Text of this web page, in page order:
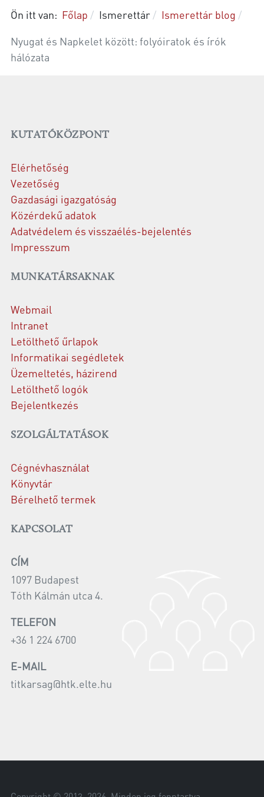
Ön itt van: Főlap Ismerettár
Ismerettár blog
Nyugat és Napkelet között: folyóiratok és írók
hálózata
KUTATÓKÖZPONT
Elérhetőség
Vezetőség
Gazdasági igazgatóság
Közérdekű adatok
Adatvédelem és visszaélés-bejelentés
Impresszum
MUNKATÁRSAKNAK
Webmail
Intranet
Letölthető űrlapok
Informatikai segédletek
Üzemeltetés, házirend
Letölthető logók
Bejelentkezés
SZOLGÁLTATÁSOK
Cégnévhasználat
Könyvtár
Bérelhető termek
KAPCSOLAT
CÍM
1097 Budapest
Tóth Kálmán utca 4.
TELEFON
+36 1 224 6700
E-MAIL
titkarsag@htk.elte.hu